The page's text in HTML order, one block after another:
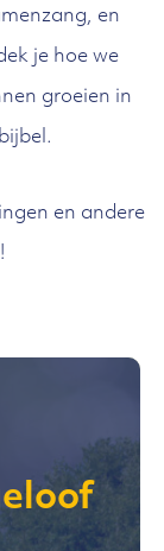
en
je hoe we
groeien in
en andere